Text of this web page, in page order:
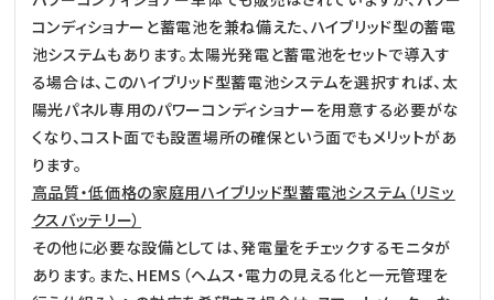
コンディショナーと蓄電池を兼ね備えた、ハイブリッド型の蓄電
池システムもあります。太陽光発電と蓄電池をセットで導入す
る場合は、このハイブリッド型蓄電池システムを選択すれば、太
陽光パネル専用のパワーコンディショナーを用意する必要がな
くなり、コスト面でも設置場所の確保という面でもメリットがあ
ります。
高品質・低価格の家庭用ハイブリッド型蓄電池システム（リミッ
クスバッテリー）
その他に必要な設備としては、発電量をチェックするモニタが
あります。また、HEMS（ヘムス・電力の見える化と一元管理を